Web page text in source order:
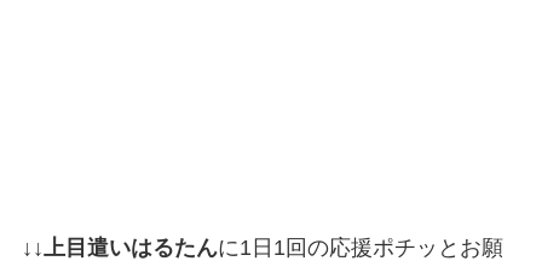
↓ ↓ 上目遣いはるたんに1日1回の応援ポチッとお願